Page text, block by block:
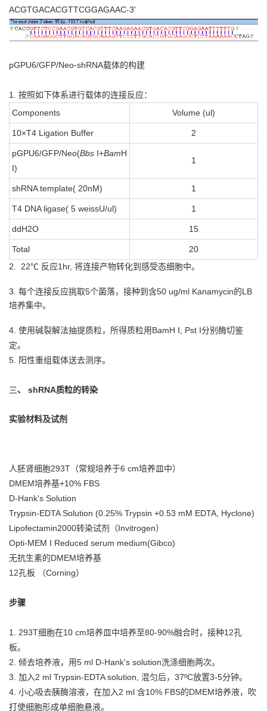
ACGTGACACGTTCGGAGAAC-3'
pGPU6/GFP/Neo-shRNA载体的构建
1. 按照如下体系进行载体的连接反应：
Components
Volume (ul)
10×T4 Ligation Buffer 2
pGPU6/GFP/Neo(Bbs I+BamH
I)
1
shRNA template( 20nM) 1
T4 DNA ligase( 5 weissU/ul) 1
ddH2O 15
Total
20
2. 22℃ 反应1hr, 将连接产物转化到感受态细胞中。
3. 每个连接反应挑取5个菌落，接种到含50 ug/ml Kanamycin的LB
培养集中。
4. 使用碱裂解法抽提质粒，所得质粒用BamH I, Pst I分别酶切鉴
定。
5. 阳性重组载体送去测序。
三、 shRNA质粒的转染
实验材料及试剂
人胚肾细胞293T（常规培养于6 cm培养皿中）
DMEM培养基+10% FBS
D-Hank's Solution
Trypsin-EDTA Solution (0.25% Trypsin +0.53 mM EDTA, Hyclone)
Lipofectamin2000转染试剂（Invitrogen）
Opti-MEM I Reduced serum medium(Gibco)
无抗生素的DMEM培养基
12孔板 （Corning）
步骤
1. 293T细胞在10 cm培养皿中培养至80-90%融合时，接种12孔
板。
2. 倾去培养液，用5 ml D-Hank's solution洗涤细胞两次。
3. 加入2 ml Trypsin-EDTA solution, 混匀后，37ºC放置3-5分钟。
4. 小心吸去胰酶溶液，在加入2 ml 含10% FBS的DMEM培养液，吹
打使细胞形成单细胞悬液。